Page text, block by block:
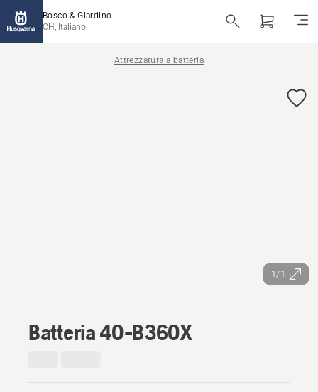
Bosco & Giardino
CH, Italiano
Attrezzatura a batteria
1/1
Batteria 40-B360X